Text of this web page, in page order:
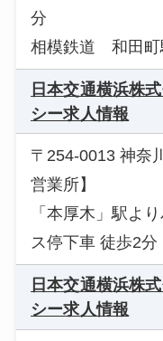
分
相模鉄道 和田
日本交通横浜株
シー求人情報
〒254-0013 神奈
営業所】
「本厚木」駅よ
ス停下車 徒歩2分
日本交通横浜株
シー求人情報